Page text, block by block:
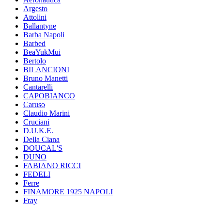
Argesto
Attolini
Ballantyne
Barba Napoli
Barbed
BeaYukMui
Bertolo
BILANCIONI
Bruno Manetti
Cantarelli
CAPOBIANCO
Caruso
Claudio Marini
Cruciani
D.U.K.E.
Della Ciana
DOUCAL'S
DUNO
FABIANO RICCI
FEDELI
Ferre
FINAMORE 1925 NAPOLI
Fray